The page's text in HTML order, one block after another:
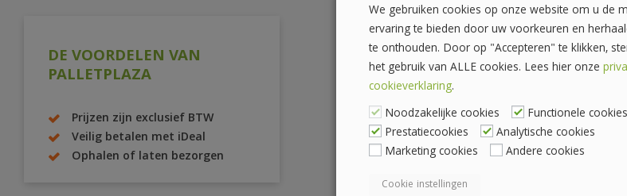
DE VOORDELEN VAN
PALLETPLAZA
Prijzen zijn exclusief BTW
Veilig betalen met iDeal
Ophalen of laten bezorgen
We gebruiken cookies op onze website om u de
ervaring te bieden door uw voorkeuren en
te onthouden. Door op "Accepteren" te klikken,
het gebruik van ALLE cookies. Lees hier onze
cookieverklaring.
Noodzakelijke cookies
Functionele cookies
Prestatiecookies
Analytische cookies
Marketing cookies
Andere cookies
Cookie instellingen